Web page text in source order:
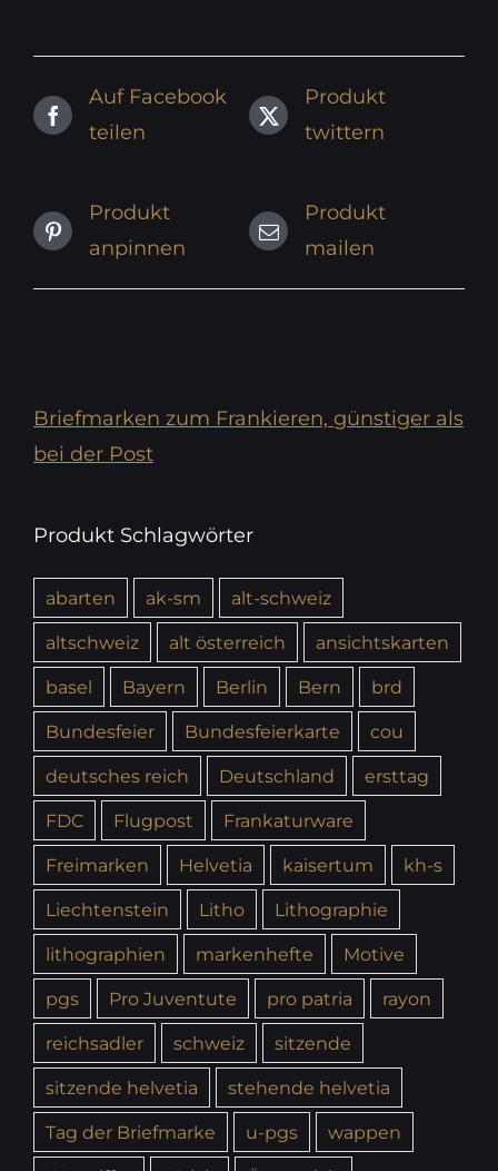
Auf Facebook
teilen
Produkt
twittern
Produkt
anpinnen
Produkt
mailen
Briefmarken zum Frankieren, günstiger als
bei der Post
Produkt Schlagwörter
abarten ak-sm
alt-schweiz
altschweiz
alt österreich
ansichtskarten
basel
Bayern Berlin Bern
brd
Bundesfeier
Bundesfeierkarte
cou
deutsches reich
Deutschland
ersttag
FDC
Flugpost
Frankaturware
Freimarken
Helvetia kaisertum
kh-s
Liechtenstein
Litho
Lithographie
lithographien
markenhefte
Motive
pgs
Pro Juventute pro patria
rayon
reichsadler
schweiz
sitzende
sitzende helvetia
stehende helvetia
Tag der Briefmarke
u-pgs
wappen